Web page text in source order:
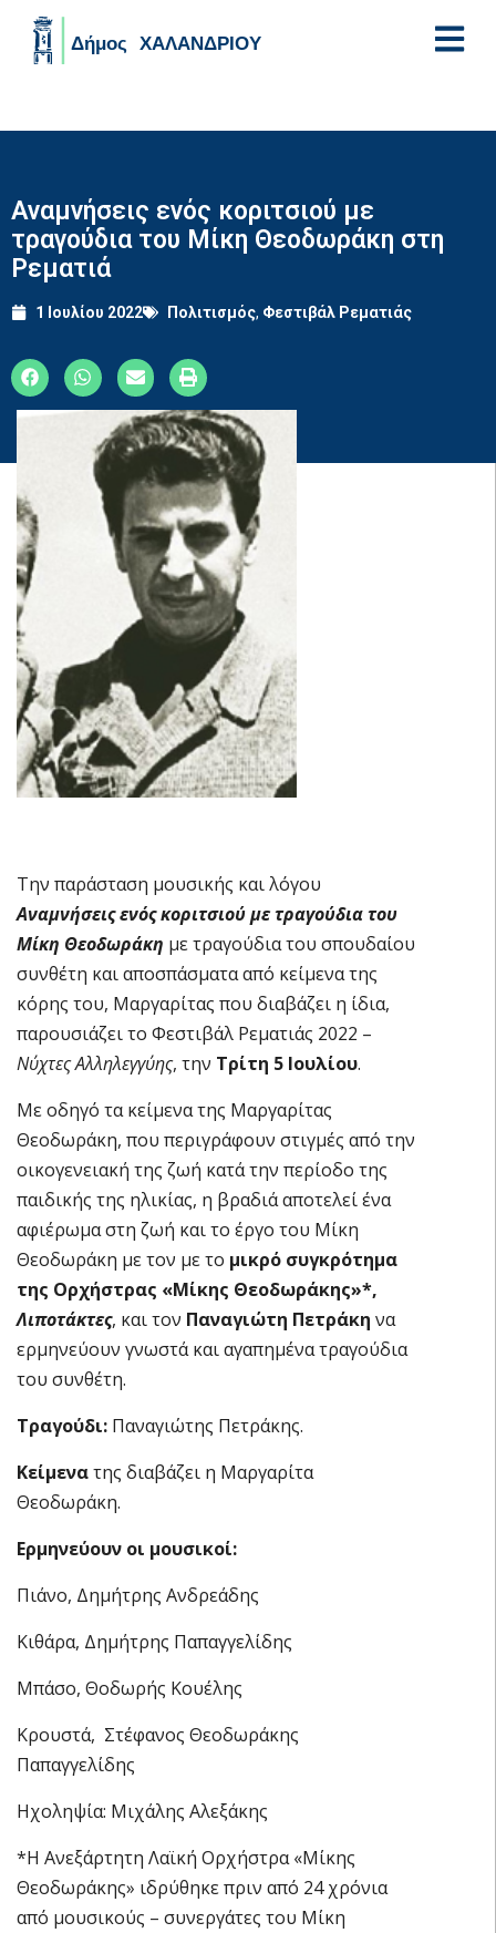
Αναμνήσεις ενός κοριτσιού με
τραγούδια του Μίκη Θεοδωράκη στη
Ρεματιά
1 Ιουλίου 2022 Πολιτισμός, Φεστιβάλ Ρεματιάς
Την παράσταση μουσικής και λόγου
Αναμνήσεις ενός κοριτσιού με τραγούδια του
Μίκη Θεοδωράκη με τραγούδια του σπουδαίου
συνθέτη και αποσπάσματα από κείμενα της
κόρης του, Μαργαρίτας που διαβάζει η ίδια,
παρουσιάζει το Φεστιβάλ Ρεματιάς 2022 –
Νύχτες Αλληλεγγύης, την Τρίτη 5 Ιουλίου.
Με οδηγό τα κείμενα της Μαργαρίτας
Θεοδωράκη, που περιγράφουν στιγμές από την
οικογενειακή της ζωή κατά την περίοδο της
παιδικής της ηλικίας, η βραδιά αποτελεί ένα
αφιέρωμα στη ζωή και το έργο του Μίκη
Θεοδωράκη με τον με το μικρό συγκρότημα
της Ορχήστρας «Μίκης Θεοδωράκης»*,
Λιποτάκτες, και τον Παναγιώτη Πετράκη να
ερμηνεύουν γνωστά και αγαπημένα τραγούδια
του συνθέτη.
Τραγούδι: Παναγιώτης Πετράκης.
Κείμενατης διαβάζει η Μαργαρίτα
Θεοδωράκη.
Ερμηνεύουν οι μουσικοί:
Πιάνο, Δημήτρης Ανδρεάδης
Κιθάρα, Δημήτρης Παπαγγελίδης
Μπάσο, Θοδωρής Κουέλης
Κρουστά, Στέφανος Θεοδωράκης
Παπαγγελίδης
Ηχοληψία: Μιχάλης Αλεξάκης
*Η Ανεξάρτητη Λαϊκή Ορχήστρα «Μίκης
Θεοδωράκης» ιδρύθηκε πριν από 24 χρόνια
από μουσικούς – συνεργάτες του Μίκη